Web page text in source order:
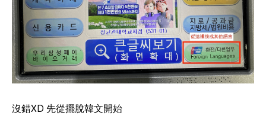
沒錯XD 先從擺脫韓文開始